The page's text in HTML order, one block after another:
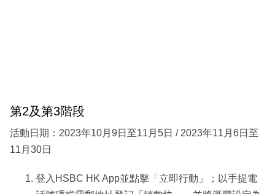
第2及第3階段
活動日期：2023年10月9日至11月5日 / 2023年11月6日至
11月30日
登入HSBC HK App並點擊「立即行動」；以手提電